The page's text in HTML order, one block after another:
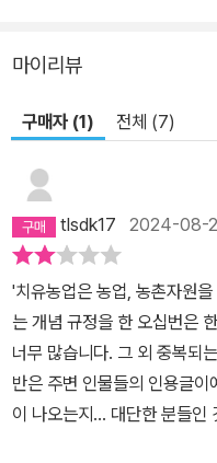
마이리뷰
구매자 (1) 전체 (7)
tlsdk17 2024-08-
'치유농업은 농업, 농촌자원
는 개념 규정을 한 오십번은
너무 많습니다. 그 외 중복되
반은 주변 인물들의 인용글
이 나오는지... 대단한 분들인